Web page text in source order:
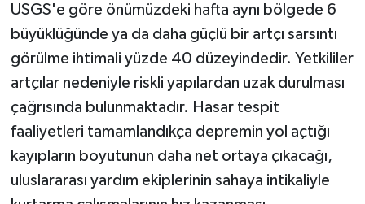
USGS'e göre önümüzdeki hafta aynı bölgede 6
büyüklüğünde ya da daha güçlü bir artçı sarsıntı
görülme ihtimali yüzde 40 düzeyindedir. Yetkililer
artçılar nedeniyle riskli yapılardan uzak durulması
çağrısında bulunmaktadır. Hasar tespit
faaliyetleri tamamlandıkça depremin yol açtığı
kayıpların boyutunun daha net ortaya çıkacağı,
uluslararası yardım ekiplerinin sahaya intikaliyle